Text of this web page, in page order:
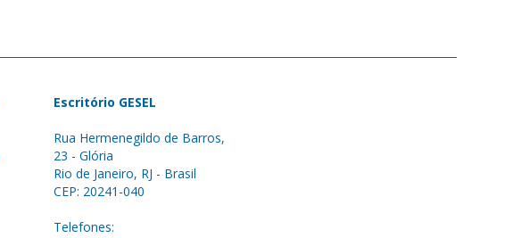
Escritório GESEL
Rua Hermenegildo de Barros,
23 - Glória
Rio de Janeiro, RJ - Brasil
CEP: 20241-040
Telefones: